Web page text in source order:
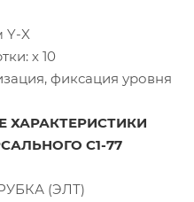
Y-X
х 10
фиксация уровня
ХАРАКТЕРИСТИКИ
С1-77
(ЭЛТ)